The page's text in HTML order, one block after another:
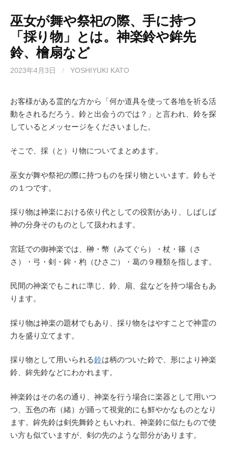
b
o
o
k
d
o
n
巫女が舞や祭祀の際、手に持つ
「採り物」とは。神楽鈴や鉾先
鈴、檜扇など
2023年4月3日 / YOSHIYUKI KATO
お客様がある霊的な方から「何か道具を使って各地を祈る活
動をされるだろう。鈴と出会うのでは？」と言われ、鈴を探
しているとメッセージをくださいました。
そこで、採（と）り物についてまとめます。
巫女が舞や祭祀の際に持つものを採り物といいます。鈴もそ
の１つです。
採り物は神楽における依り代としての役割があり、しばしば
神の分身そのものとして扱われます。
宮廷での御神楽では、榊・幣（みてぐら）・杖・篠（さ
さ）・弓・剣・鉾・杓（ひさご）・葛の９種類を指します。
民間の神楽でもこれに準じ、鈴、扇、盆などを持つ場合もあ
ります。
採り物は神楽の題材でもあり、採り物をはやすことで神霊の
力を盛り立てます。
採り物として用いられる鈴は柄のついた鈴で、形により神楽
鈴、鉾先鈴などにわかれます。
神楽鈴はその名の通り、神楽を行う場合に楽器として用いつ
つ、五色の布（緒）が踊って視覚的にも鮮やかなものとなり
ます。鉾先鈴は剣先舞鈴ともいわれ、神楽鈴に似たもので使
い方も似ていますが、剣の先のような部分があります。